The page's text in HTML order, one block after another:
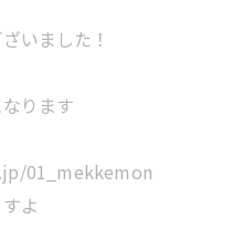
いました！
ります
01_mekkemon
よ